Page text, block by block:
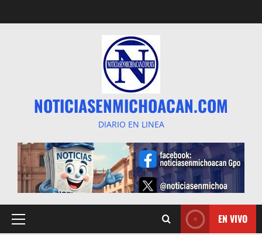
al
NOTICIASENMICHOACAN.COM
DIARIO EN LINEA
Menú
EN VIVO